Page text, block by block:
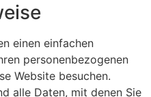
einen einfachen
personenbezogenen
Website besuchen.
alle Daten, mit denen Sie